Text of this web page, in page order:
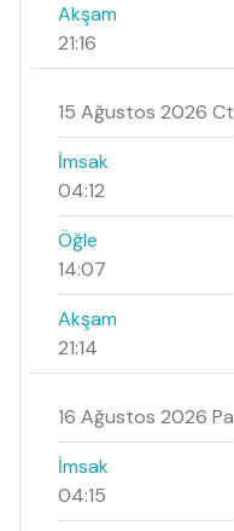
Akşam
21:16
15 Ağustos 2026 Ct
İmsak
04:12
Öğle
14:07
Akşam
21:14
16 Ağustos 2026 Pa
İmsak
04:15